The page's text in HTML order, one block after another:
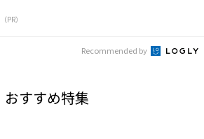
（PR）
Recommended by
おすすめ特集